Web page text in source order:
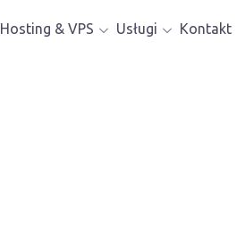
Hosting & VPS Usługi Kontakt